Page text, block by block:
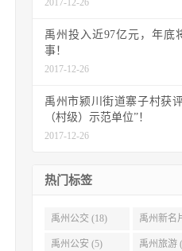
2017-12-26
禹州投入近97亿元，年底
事！
2017-12-26
禹州市颍川街道寨子村获
（村级）示范单位”！
2017-12-26
热门标签
禹州公交 (18) 禹州新名
禹州公安 (5) 禹州旅游